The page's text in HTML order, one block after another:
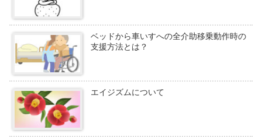
ベッドから車いすへの全介助移乗動作時の
支援方法とは？
エイジズムについて